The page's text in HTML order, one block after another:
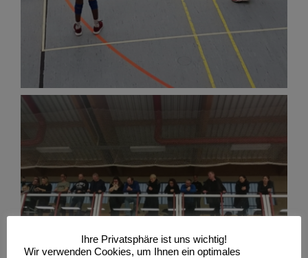
Ihre Privatsphäre ist uns wichtig!
Wir verwenden Cookies, um Ihnen ein optimales